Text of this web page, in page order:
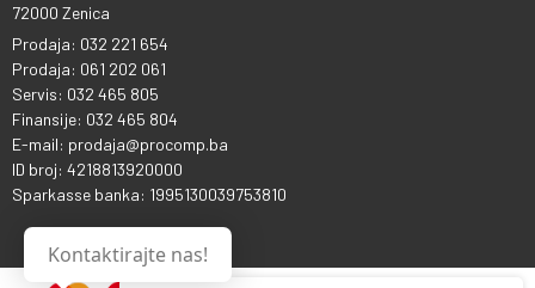
72000 Zenica
Prodaja: 032 221 654
Prodaja: 061 202 061
Servis: 032 465 805
Finansije: 032 465 804
E-mail: prodaja@procomp.ba
ID broj: 4218813920000
Sparkasse banka: 1995130039753810
Kontaktirajte nas!